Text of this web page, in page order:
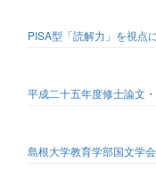
PISA型「読解力」を視点
平成二十五年度修士論文
島根大学教育学部国文学